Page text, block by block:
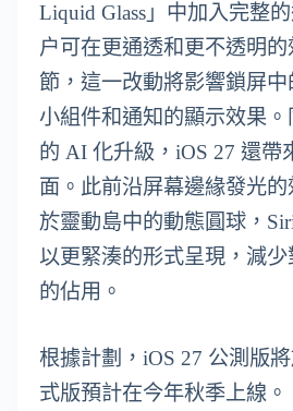
Liquid Glass」中加入完整
户可在更通透和更不透明的
節，這一改動將影響鎖屏中
小組件和通知的顯示效果
的 AI 化升級，iOS 27 還帶
面。此前沿屏幕邊緣發光
於靈動島中的動態圓球，
以更緊湊的形式呈現，減
的佔用。
根據計劃，iOS 27 公測版
式版預計在今年秋季上線。